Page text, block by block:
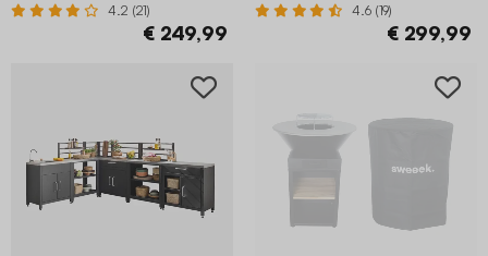
4.2 (21)
€ 249,99
4.6 (19)
€ 299,99